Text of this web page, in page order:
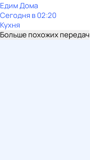
Едим Дома
Сегодня в 02:20
Кухня
Больше похожих передач